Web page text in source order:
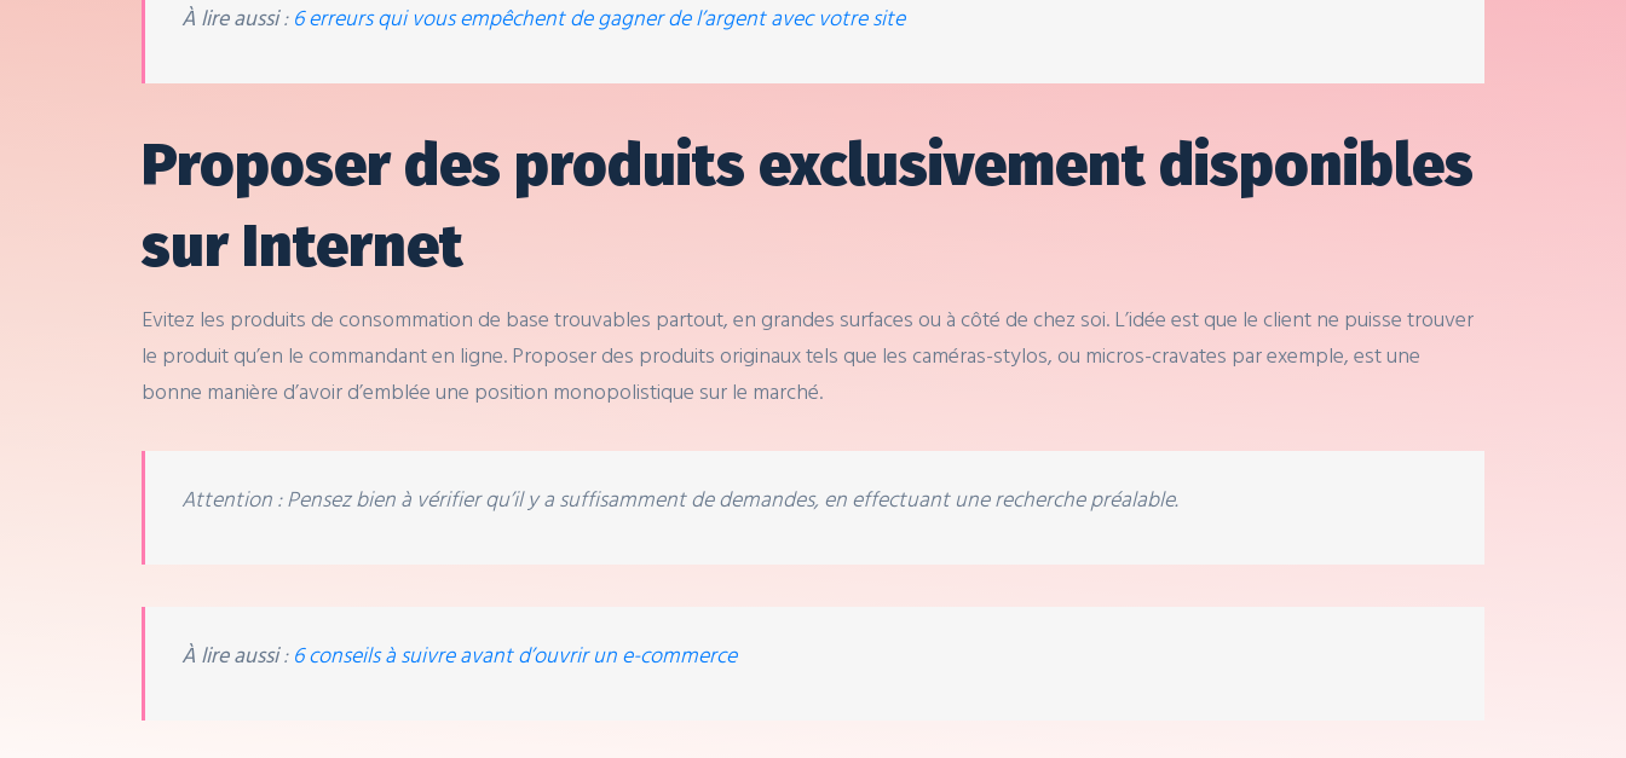
À lire aussi:6 erreurs qui vous empêchent de gagner de l’argent avec votre site
Proposer des produits exclusivement disponibles
sur Internet
Evitez les produits de consommation de base trouvables partout, en grandes surfaces ou à côté de chez soi. L’idée est que le client ne puisse trouver
le produit qu’en le commandant en ligne. Proposer des produits originaux tels que les caméras-stylos, ou micros-cravates par exemple, est une
bonne manière d’avoir d’emblée une position monopolistique sur le marché.
Attention : Pensez bien à vérifier qu’il y a suffisamment de demandes, en effectuant une recherche préalable.
À lire aussi:6 conseils à suivre avant d’ouvrir un e-commerce